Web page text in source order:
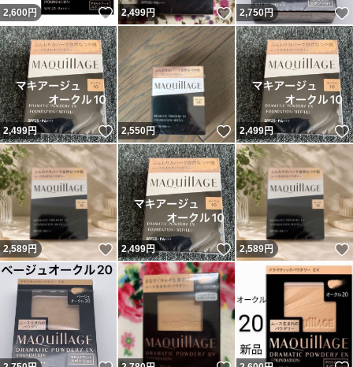
2,600 円 いいね！
2,499円 いいね！
2,750円
2,499円 いいね！
2,550円 いいね！
2,499円
2,589円 いいね！
2,499円 いいね！
2,589円